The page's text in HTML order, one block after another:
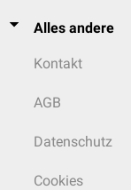
Alles andere
Kontakt
AGB
Datenschutz
Cookies